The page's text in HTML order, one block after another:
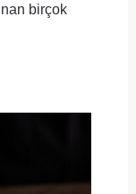
birçok